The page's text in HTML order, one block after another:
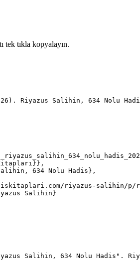
tek tıkla kopyalayın.
Riyazus Salihin, 634 Nolu
634 Nolu Hadis},
riyazus-salihin/
Salihin}
Salihin, 634 Nolu Hadis".